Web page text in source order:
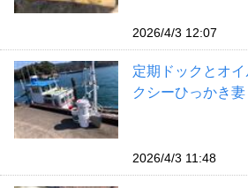
2026/4/3 12:07
定期ドックとオ
クシーひっかき
2026/4/3 11:48